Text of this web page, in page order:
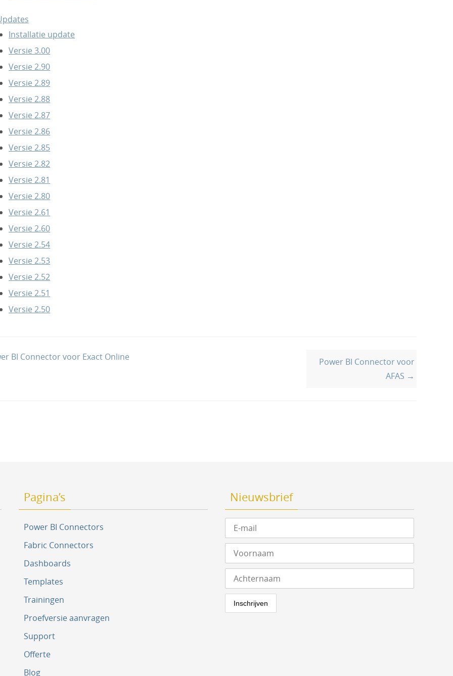
Installatie update
Versie 3.00
Versie 2.90
Versie 2.89
Versie 2.88
Versie 2.87
Versie 2.86
Versie 2.85
Versie 2.82
Versie 2.81
Versie 2.80
Versie 2.61
Versie 2.60
Versie 2.54
Versie 2.53
Versie 2.52
Versie 2.51
Versie 2.50
BI Connector voor Exact Online
Power BI Connector voor
AFAS →
Pagina’s
Power BI Connectors
Fabric Connectors
Dashboards
Templates
Trainingen
Proefversie aanvragen
Support
Offerte
Blog
Nieuwsbrief